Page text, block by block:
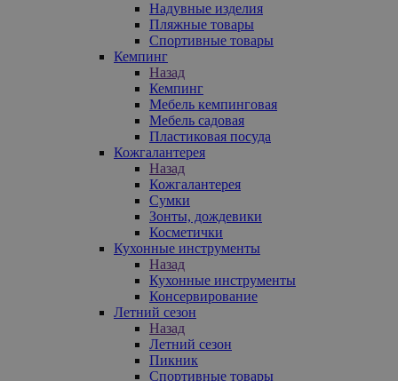
Надувные изделия
Пляжные товары
Спортивные товары
Кемпинг
Назад
Кемпинг
Мебель кемпинговая
Мебель садовая
Пластиковая посуда
Кожгалантерея
Назад
Кожгалантерея
Сумки
Зонты, дождевики
Косметички
Кухонные инструменты
Назад
Кухонные инструменты
Консервирование
Летний сезон
Назад
Летний сезон
Пикник
Спортивные товары